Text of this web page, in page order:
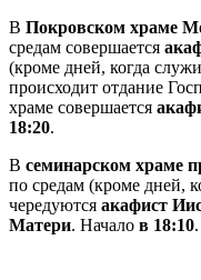
В Покровском храме
средам совершается
(кроме дней, когда
происходит отдание
храме совершается
18:20.
В семинарском храме
по средам (кроме дней,
чередуются акафист
Матери. Начало в 18:10.